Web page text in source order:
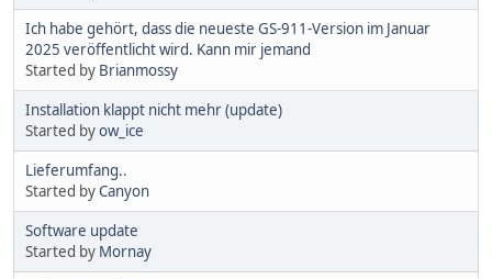
Ich habe gehört, dass die neueste GS-911-Version im Januar
2025 veröffentlicht wird. Kann mir jemand
Started by Brianmossy
Installation klappt nicht mehr (update)
Started byow_ice
Lieferumfang..
Started byCanyon
Software update
Started by Mornay